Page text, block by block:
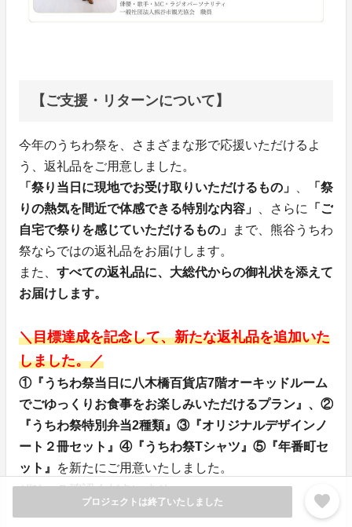
プロジェクトは終了いたしました favorite
【ご支援・リターンについて】
今年のうちわ祭を、さまざまな形で応援いただけるよ
う、返礼品をご用意しました。
「祭り当日に現地でお受け取りいただけるもの」 、
「祭
りの熱気を間近で体感できる特別な内容」 、さらに 「ご
自宅で祭りを感じていただけるもの」
まで、熊谷うちわ
祭ならではの返礼品をお届けします。
また、 すべての返礼品に、大総代からの御礼状を添えて
お届けします。
＼目標達成を記念して、新たな返礼品を追加いた
しました。／
①『うちわ祭当日に八木橋百貨店7階オーキッドルーム
でごゆっくりお食事をお楽しみいただけるプラン』、②
『うちわ祭特別弁当2種類』③『オリジナルデザインノ
ート２冊セット』④『うちわ祭Tシャツ』⑤『年番町セ
ット』
を新たにご用意いたしました。
ぜひ、ご確認くださいませ。